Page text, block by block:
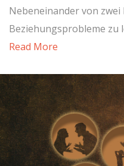
Nebeneinander von zwei
Beziehungsprobleme zu
Read More